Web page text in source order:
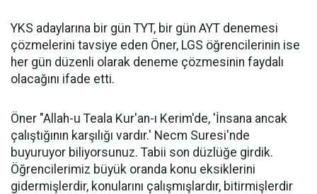
YKS adaylarına bir gün TYT, bir gün AYT denemesi
çözmelerini tavsiye eden Öner, LGS öğrencilerinin ise
her gün düzenli olarak deneme çözmesinin faydalı
olacağını ifade etti.
Öner "Allah-u Teala Kur'an-ı Kerim'de, 'İnsana ancak
çalıştığının karşılığı vardır.' Necm Suresi'nde
buyuruyor biliyorsunuz. Tabii son düzlüğe girdik.
Öğrencilerimiz büyük oranda konu eksiklerini
gidermişlerdir, konularını çalışmışlardır, bitirmişlerdir